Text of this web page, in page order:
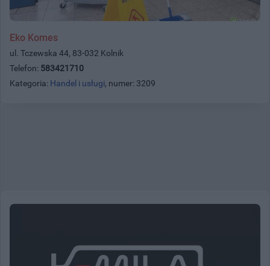
Eko Komes
ul. Tczewska 44, 83-032 Kolnik
Telefon: 583421710
Kategoria: Handel i usługi, numer: 3209